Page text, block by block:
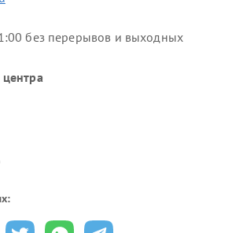
без перерывов и выходных
центра